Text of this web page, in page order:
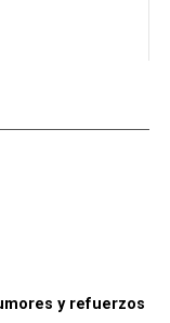
y refuerzos